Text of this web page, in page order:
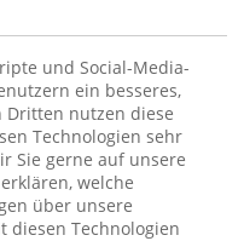
und Social-Media-
ein besseres,
Dritten nutzen diese
Technologien sehr
Sie gerne auf unsere
welche
über unsere
diesen Technologien